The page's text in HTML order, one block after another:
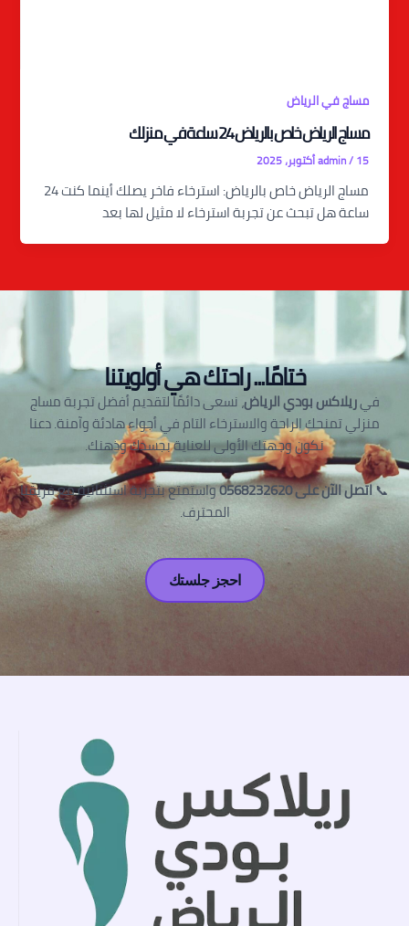
مساج في الرياض
مساج الرياض خاص بالرياض 24 ساعة في منزلك
admin/15 أكتوبر، 2025
مساج الرياض خاص بالرياض: استرخاء فاخر يصلك أينما كنت 24
ساعة هل تبحث عن تجربة استرخاء لا مثيل لها بعد
ختامًا... راحتك هي أولويتنا
فيريلاكس بودي الرياض، نسعى دائمًا لتقديم أفضل تجربة مساج
منزلي تمنحك الراحة والاسترخاء التام في أجواء هادئة وآمنة. دعنا
نكون وجهتك الأولى للعناية بجسدك وذهنك.
📞اتصل الآن على 0568232620
واستمتع بتجربة استثنائية مع فريقنا
المحترف.
احجز جلستك